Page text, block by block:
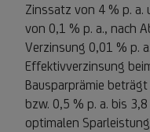
Zinssatz von 4 % p. a.
von 0,1 % p. a., nach
Verzinsung 0,01 % p.
Effektivverzinsung
Bausparprämie
bzw. 0,5 % p. a. bis
optimalen